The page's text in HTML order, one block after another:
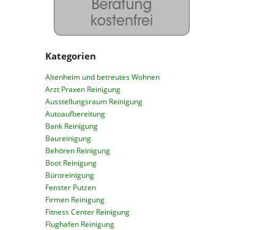
Kategorien
Altenheim und betreutes Wohnen
Arzt Praxen Reinigung
Ausstellungsraum Reinigung
Autoaufbereitung
Bank Reinigung
Baureinigung
Behören Reinigung
Boot Reinigung
Büroreinigung
Fenster Putzen
Firmen Reinigung
Fitness Center Reinigung
Flughafen Reinigung